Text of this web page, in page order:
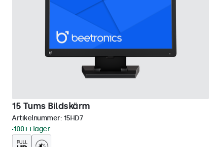
15 Tums Bildskärm
Artikelnummer: 15HD7
100+ i lager